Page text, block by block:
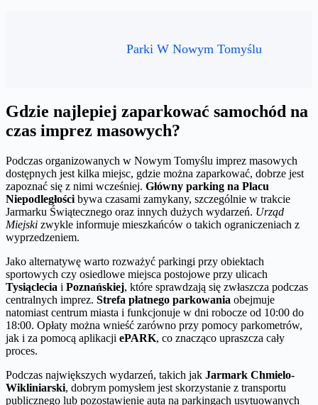
Parki W Nowym Tomyślu
Gdzie najlepiej zaparkować samochód na
czas imprez masowych?
Podczas organizowanych w Nowym Tomyślu imprez masowych
dostępnych jest kilka miejsc, gdzie można zaparkować, dobrze jest
zapoznać się z nimi wcześniej. Główny parking na Placu
Niepodległości bywa czasami zamykany, szczególnie w trakcie
Jarmarku Świątecznego oraz innych dużych wydarzeń. Urząd
Miejski zwykle informuje mieszkańców o takich ograniczeniach z
wyprzedzeniem.
Jako alternatywę warto rozważyć parkingi przy obiektach
sportowych czy osiedlowe miejsca postojowe przy ulicach
Tysiąclecia i Poznańskiej, które sprawdzają się zwłaszcza podczas
centralnych imprez. Strefa płatnego parkowania obejmuje
natomiast centrum miasta i funkcjonuje w dni robocze od 10:00 do
18:00. Opłaty można wnieść zarówno przy pomocy parkometrów,
jak i za pomocą aplikacji ePARK, co znacząco upraszcza cały
proces.
Podczas największych wydarzeń, takich jak Jarmark Chmielo-
Wikliniarski, dobrym pomysłem jest skorzystanie z transportu
publicznego lub pozostawienie auta na parkingach usytuowanych